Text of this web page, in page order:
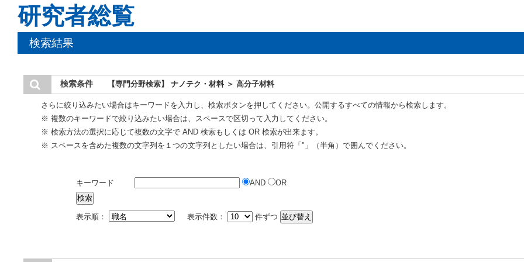
研究者総覧
検索結果
検索条件 【専門分野検索】 ナノテク・材料 ＞ 高分子材料
さらに絞り込みたい場合はキーワードを入力し、検索ボタンを押してください。公開するすべての情報から検索します。
※ 複数のキーワードで絞り込みたい場合は、スペースで区切って入力してください。
※ 検索方法の選択に応じて複数の文字で AND 検索もしくは OR 検索が出来ます。
※ スペースを含めた複数の文字列を１つの文字列としたい場合は、引用符「"」（半角）で囲んでください。
キーワード AND OR
表示順： 表示件数： 件ずつ